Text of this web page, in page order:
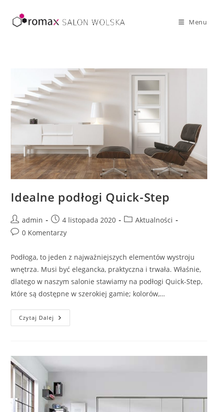
content
Menu
Idealne podłogi Quick-Step
Post
author:
admin
Post
published:
4 listopada 2020
PostAktualności
Post0 Komentarzy
Podłoga, to jeden z najważniejszych elementów wystroju
wnętrza. Musi być elegancka, praktyczna i trwała. Właśnie,
dlatego w naszym salonie stawiamy na podłogi Quick-Step,
które są dostępne w szerokiej gamie; kolorów,…
Czytaj Dalej Idealne
Podłogi